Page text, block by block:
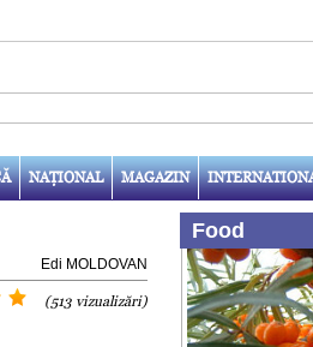
NAŢIONAL MAGAZIN
Edi MOLDOVAN
(513 vizualizări)
Food